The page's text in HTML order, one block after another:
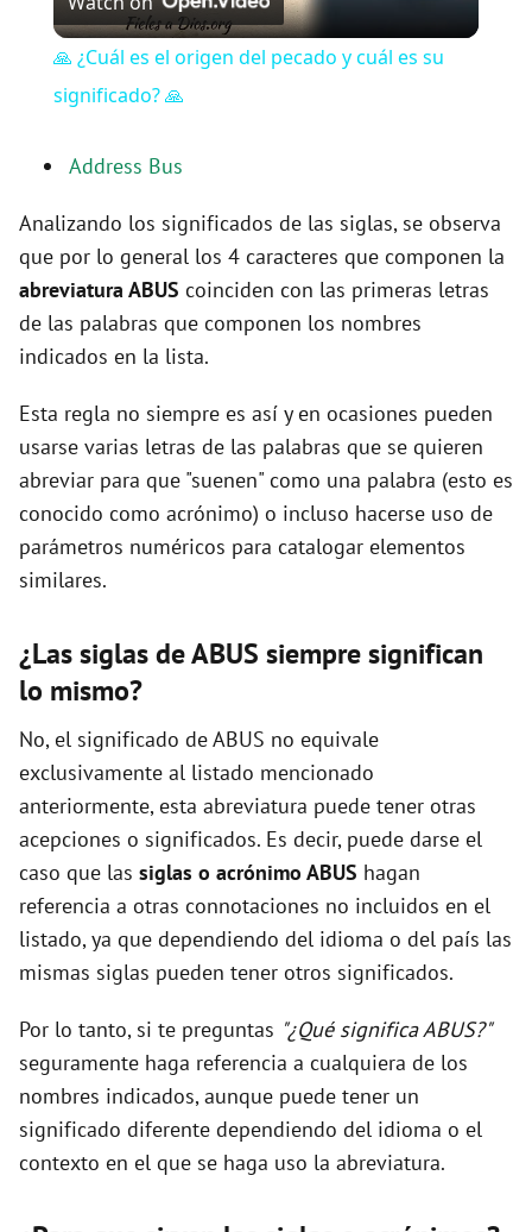
l
V
i
e
o
🙏 ¿Cuál es el origen del pecado y cuál es su
significado? 🙏
Address Bus
Analizando los significados de las siglas, se observa
que por lo general los 4 caracteres que componen la
abreviatura ABUS coinciden con las primeras letras
de las palabras que componen los nombres
indicados en la lista.
Esta regla no siempre es así y en ocasiones pueden
usarse varias letras de las palabras que se quieren
abreviar para que "suenen" como una palabra (esto es
conocido como acrónimo) o incluso hacerse uso de
parámetros numéricos para catalogar elementos
similares.
¿Las siglas de ABUS siempre significan
lo mismo?
No, el significado de ABUS no equivale
exclusivamente al listado mencionado
anteriormente, esta abreviatura puede tener otras
acepciones o significados. Es decir, puede darse el
caso que las siglas o acrónimo ABUS hagan
referencia a otras connotaciones no incluidos en el
listado, ya que dependiendo del idioma o del país las
mismas siglas pueden tener otros significados.
Por lo tanto, si te preguntas "¿Qué significa ABUS?"
seguramente haga referencia a cualquiera de los
nombres indicados, aunque puede tener un
significado diferente dependiendo del idioma o el
contexto en el que se haga uso la abreviatura.